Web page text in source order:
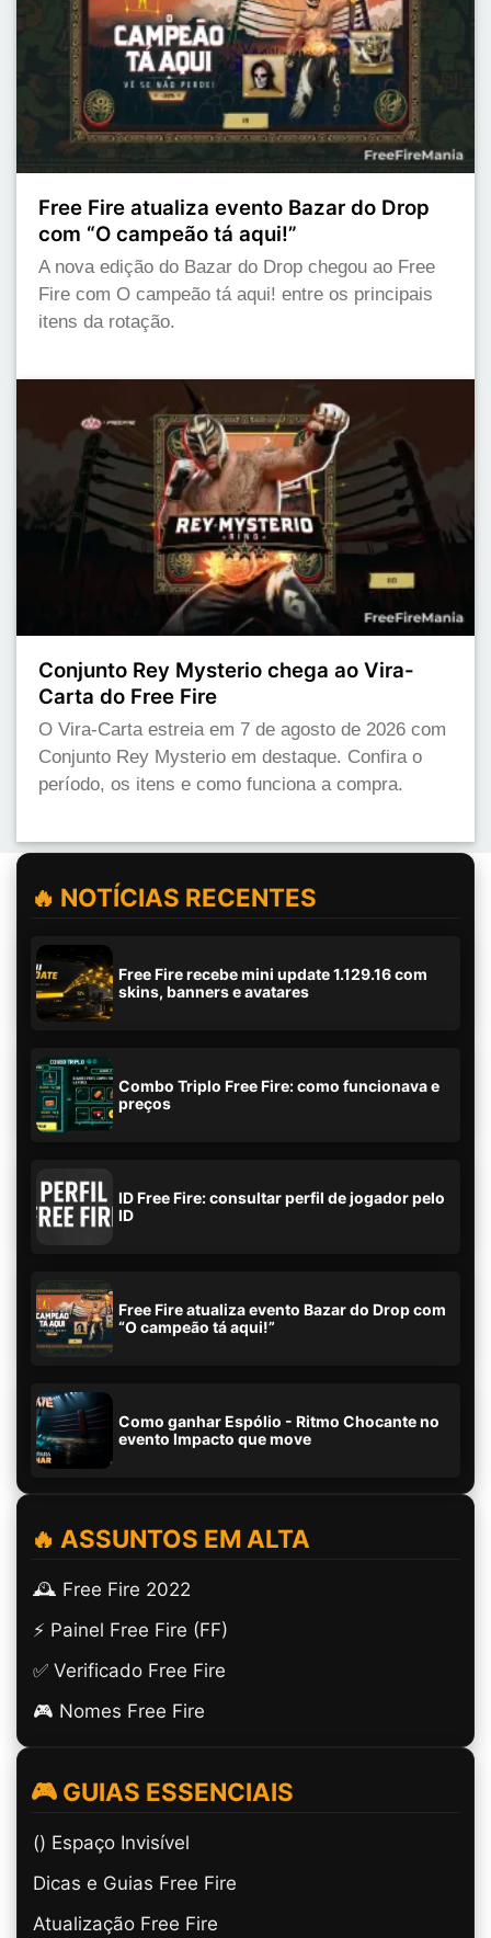
Free Fire atualiza evento Bazar do Drop
com “O campeão tá aqui!”
A nova edição do Bazar do Drop chegou ao Free
Fire com O campeão tá aqui! entre os principais
itens da rotação.
Conjunto Rey Mysterio chega ao Vira-
Carta do Free Fire
O Vira-Carta estreia em 7 de agosto de 2026 com
Conjunto Rey Mysterio em destaque. Confira o
período, os itens e como funciona a compra.
🔥 NOTÍCIAS RECENTES
Free Fire recebe mini update 1.129.16 com
skins, banners e avatares
Combo Triplo Free Fire: como funcionava e
preços
ID Free Fire: consultar perfil de jogador pelo
ID
Free Fire atualiza evento Bazar do Drop com
“O campeão tá aqui!”
Como ganhar Espólio - Ritmo Chocante no
evento Impacto que move
🔥 ASSUNTOS EM ALTA
🕰️ Free Fire 2022
⚡ Painel Free Fire (FF)
✅ Verificado Free Fire
🎮 Nomes Free Fire
🎮 GUIAS ESSENCIAIS
(ㅤ) Espaço Invisível
Dicas e Guias Free Fire
Atualização Free Fire